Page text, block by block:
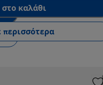
καλάθι